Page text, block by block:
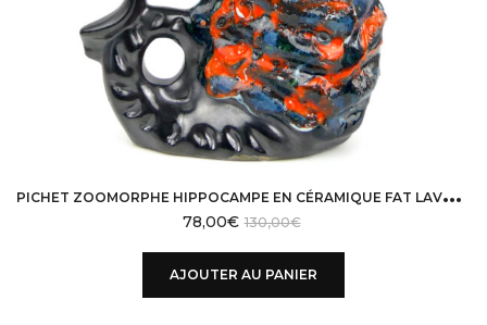
P
ICHET ZOOMORPHE HIPPOCAMPE EN CÉRAMIQUE FAT LAVA VALLAURIS MI-XXE
130,00€
78,00€
AJOUTER AU PANIER